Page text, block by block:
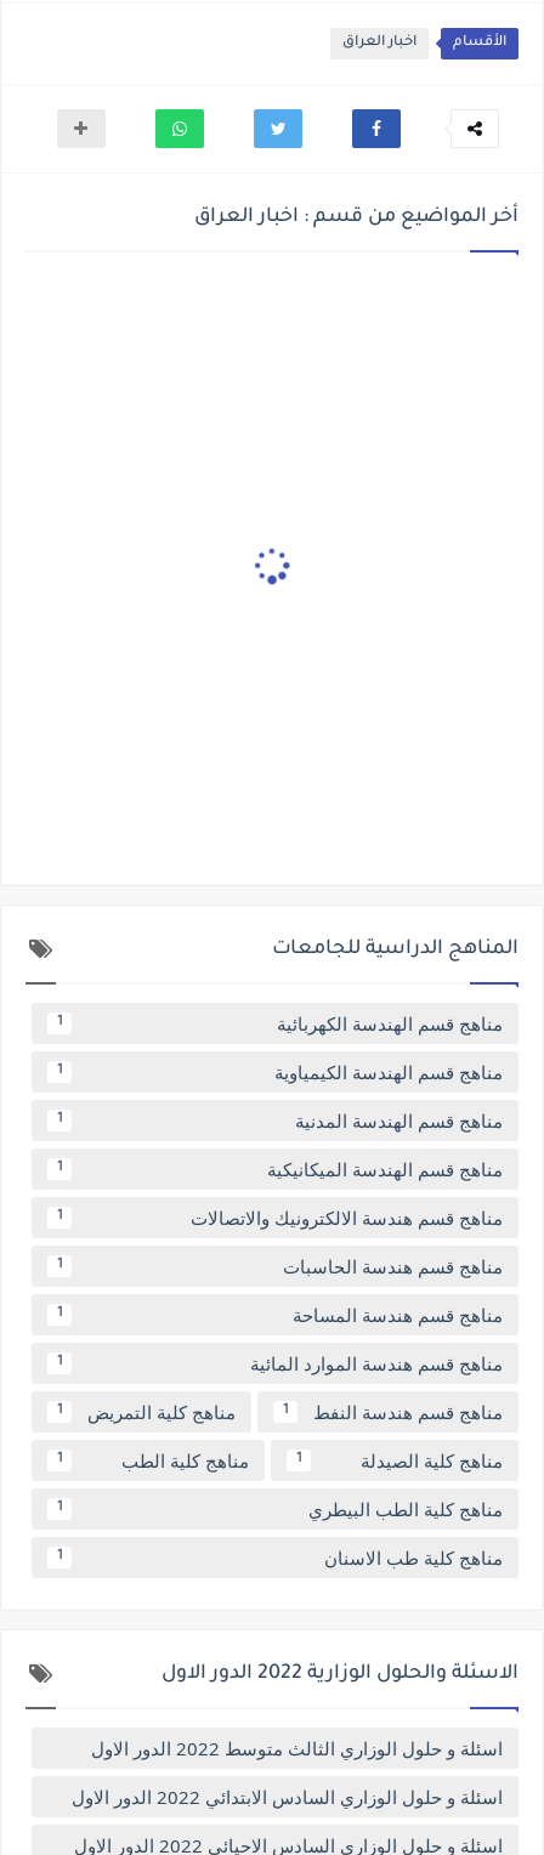
الأقسام اخبار العراق
أخر المواضيع من قسم : اخبار العراق
المناهج الدراسية للجامعات
مناهج قسم الهندسة الكهربائية 1
مناهج قسم الهندسة الكيمياوية 1
مناهج قسم الهندسة المدنية 1
مناهج قسم الهندسة الميكانيكية 1
مناهج قسم هندسة الالكترونيك والاتصالات 1
مناهج قسم هندسة الحاسبات 1
مناهج قسم هندسة المساحة 1
مناهج قسم هندسة الموارد المائية 1
مناهج قسم هندسة النفط 1 مناهج كلية التمريض 1
مناهج كلية الصيدلة 1 مناهج كلية الطب 1
مناهج كلية الطب البيطري 1
مناهج كلية طب الاسنان 1
الاسئلة والحلول الوزارية 2022 الدور الاول
اسئلة و حلول الوزاري الثالث متوسط 2022 الدور الاول
اسئلة و حلول الوزاري السادس الابتدائي 2022 الدور الاول
اسئلة و حلول الوزاري السادس الاحيائي 2022 الدور الاول